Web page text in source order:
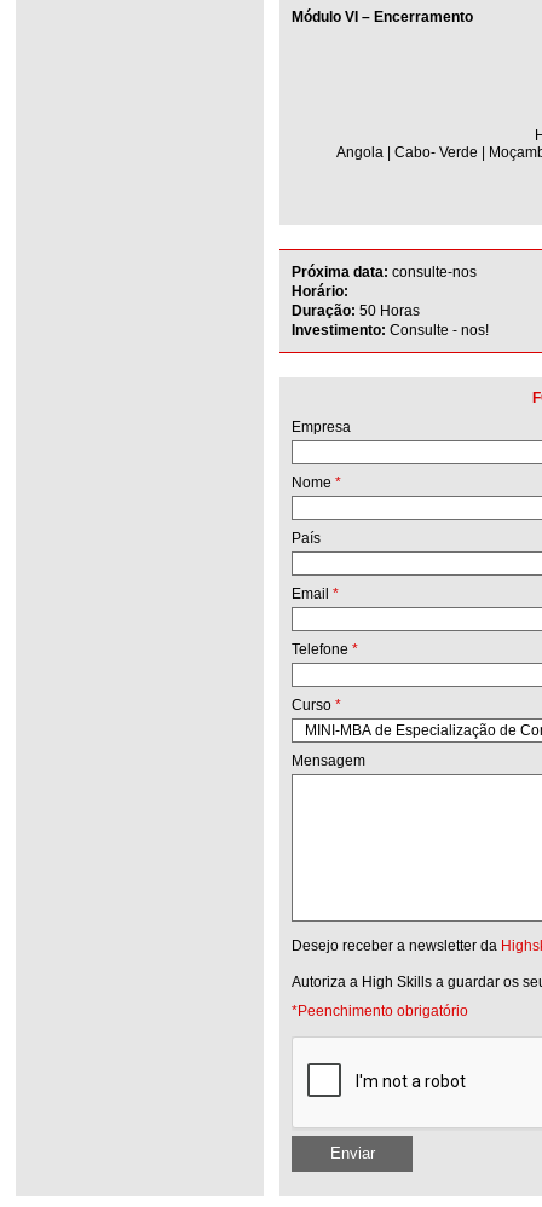
Módulo VI – Encerramento
Angola | Cabo- Verde |
Próxima data: consulte-nos
Horário:
Duração: 50 Horas
Investimento: Consulte - nos!
Empresa
Nome *
País
Email *
Telefone *
Curso *
Mensagem
Desejo receber a newsletter da
Autoriza a High Skills a guardar os
*Peenchimento obrigatório
Enviar